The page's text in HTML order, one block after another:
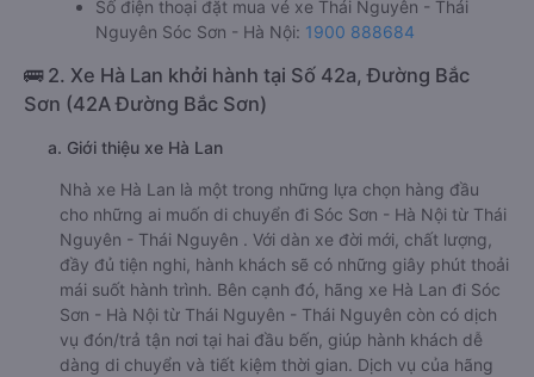
Số điện thoại đặt mua vé xe Thái Nguyên - Thái
Nguyên Sóc Sơn - Hà Nội: 1900 888684
🚌 2. Xe Hà Lan khởi hành tại Số 42a, Đường Bắc
Sơn (42A Đường Bắc Sơn)
a. Giới thiệu xe Hà Lan
Nhà xe Hà Lan là một trong những lựa chọn hàng đầu
cho những ai muốn di chuyển đi Sóc Sơn - Hà Nội từ Thái
Nguyên - Thái Nguyên . Với dàn xe đời mới, chất lượng,
đầy đủ tiện nghi, hành khách sẽ có những giây phút thoải
mái suốt hành trình. Bên cạnh đó, hãng xe Hà Lan đi Sóc
Sơn - Hà Nội từ Thái Nguyên - Thái Nguyên còn có dịch
vụ đón/trả tận nơi tại hai đầu bến, giúp hành khách dễ
dàng di chuyển và tiết kiệm thời gian. Dịch vụ của hãng